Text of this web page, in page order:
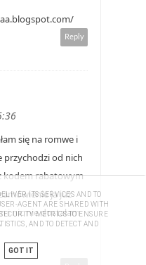
Reply
się na romwe i
przychodzi od nich
kodem rabatowym
ja już
i nic nie dostałam
ITS SERVICES AND TO
AGENT ARE SHARED WITH
METRICS TO ENSURE
AND TO DETECT AND
GOT IT